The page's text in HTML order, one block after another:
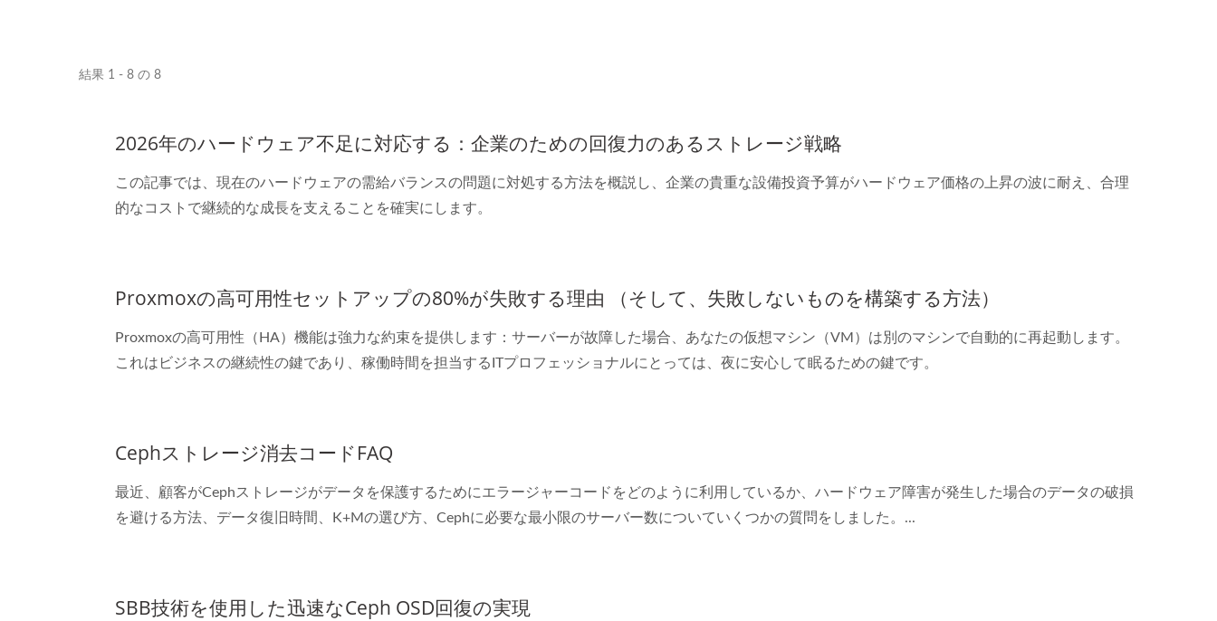
結果 1 - 8 の 8
2026年のハードウェア不足に対応する：企業のための回復力のあるストレージ戦略
この記事では、現在のハードウェアの需給バランスの問題に対処する方法を概説し、企業の貴重な設備投資予算がハードウェア価格の上昇の波に耐え、合理
的なコストで継続的な成長を支えることを確実にします。
Proxmoxの高可用性セットアップの80%が失敗する理由 （そして、失敗しないものを構築する方法）
Proxmoxの高可用性（HA）機能は強力な約束を提供します：サーバーが故障した場合、あなたの仮想マシン（VM）は別のマシンで自動的に再起動します。
これはビジネスの継続性の鍵であり、稼働時間を担当するITプロフェッショナルにとっては、夜に安心して眠るための鍵です。
Cephストレージ消去コードFAQ
最近、顧客がCephストレージがデータを保護するためにエラージャーコードをどのように利用しているか、ハードウェア障害が発生した場合のデータの破損
を避ける方法、データ復旧時間、K+Mの選び方、Cephに必要な最小限のサーバー数についていくつかの質問をしました。...
SBB技術を使用した迅速なCeph OSD回復の実現